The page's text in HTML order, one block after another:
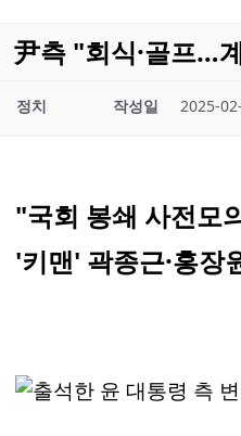
尹측 "회식·골프…
정치 작성일 2025-
"국회 봉쇄 사전모
'키맨' 곽종근·홍